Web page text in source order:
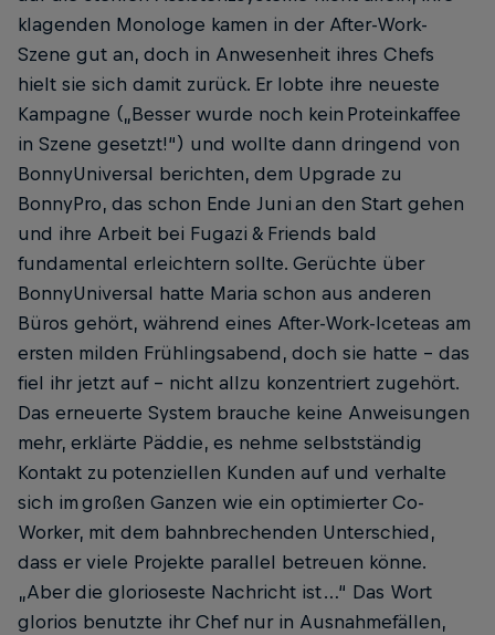
klagenden Monologe kamen in der ­After-Work-
Szene gut an, doch in Anwesenheit ­ihres Chefs
hielt sie sich damit zurück. Er lobte ihre neueste
Kampagne („Besser wurde noch kein Proteinkaffee
in Szene gesetzt!“) und wollte dann dringend von
BonnyUniversal berichten, dem Upgrade zu
BonnyPro, das schon Ende Juni an den Start gehen
und ihre Arbeit bei ­Fugazi & Friends bald
fundamental erleichtern sollte. Gerüchte über
BonnyUniversal hatte Maria schon aus anderen
Büros gehört, während eines After-Work-Iceteas am
ersten milden Frühlingsabend, doch sie hatte – das
fiel ihr jetzt auf – nicht allzu konzentriert zugehört.
Das erneuerte System brauche keine Anweisungen
mehr, er­klärte Päddie, es nehme selbstständig
Kontakt zu potenziellen Kunden auf und verhalte
sich im großen Ganzen wie ein optimierter Co-
Worker, mit dem bahnbrechenden Unterschied,
dass er viele Projekte parallel betreuen könne.
„Aber die glorioseste Nachricht ist …“ Das Wort
glorios benutzte ihr Chef nur in Ausnahmefällen,